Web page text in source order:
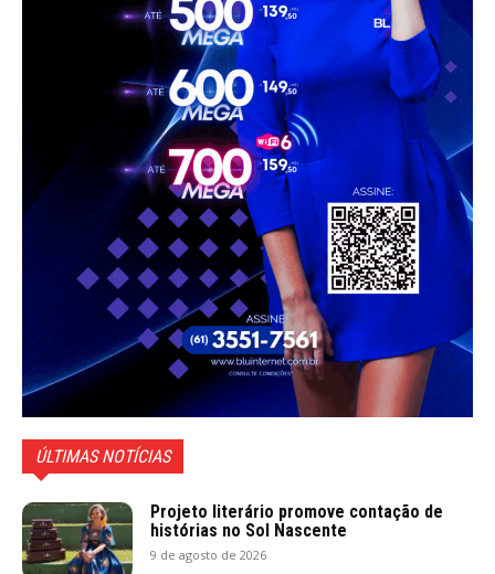
ÚLTIMAS NOTÍCIAS
Projeto literário promove contação de
histórias no Sol Nascente
9 de agosto de 2026